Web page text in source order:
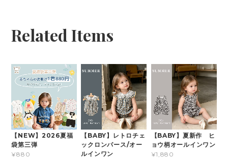
Related Items
【NEW】2026夏福
袋第三弾
¥880
【BABY】レトロチェ
ックロンパース/オー
ルインワン
【BABY】夏新作 ヒ
ョウ柄オールインワン
¥1,880